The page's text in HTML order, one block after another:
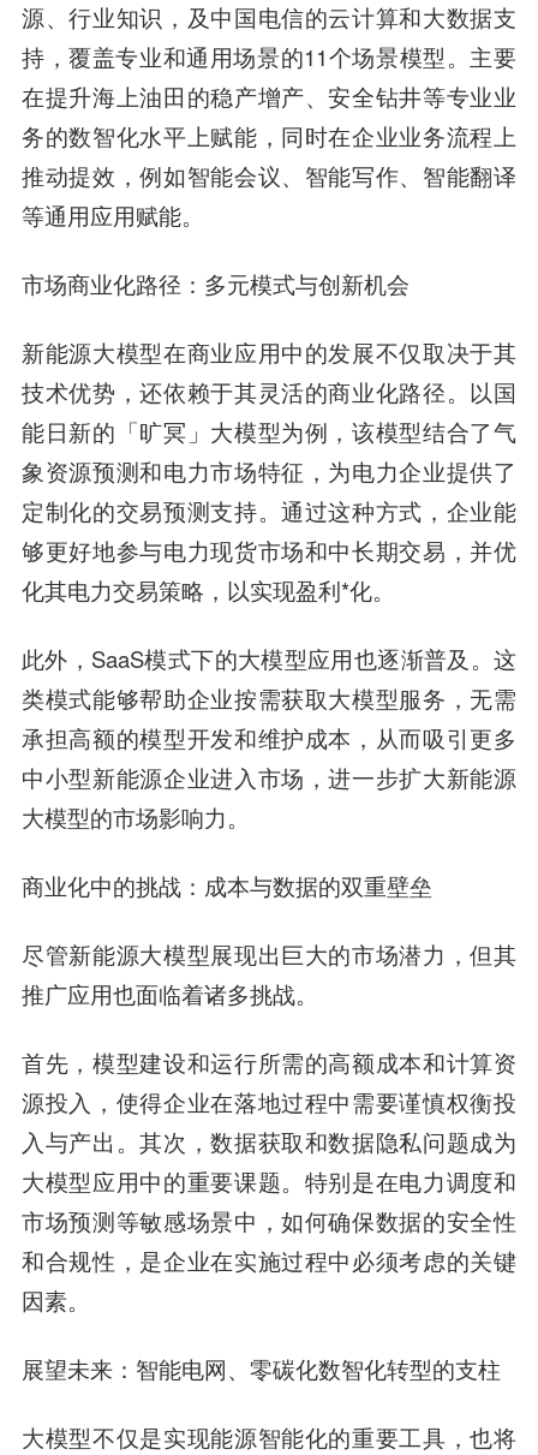
源、行业知识，及中国电信的云计算和大数据支
持，覆盖专业和通用场景的11个场景模型。主要
在提升海上油田的稳产增产、安全钻井等专业业
务的数智化水平上赋能，同时在企业业务流程上
推动提效，例如智能会议、智能写作、智能翻译
等通用应用赋能。
市场商业化路径：多元模式与创新机会
新能源大模型在商业应用中的发展不仅取决于其
技术优势，还依赖于其灵活的商业化路径。以国
能日新的「旷冥」大模型为例，该模型结合了气
象资源预测和电力市场特征，为电力企业提供了
定制化的交易预测支持。通过这种方式，企业能
够更好地参与电力现货市场和中长期交易，并优
化其电力交易策略，以实现盈利*化。
此外，SaaS模式下的大模型应用也逐渐普及。这
类模式能够帮助企业按需获取大模型服务，无需
承担高额的模型开发和维护成本，从而吸引更多
中小型新能源企业进入市场，进一步扩大新能源
大模型的市场影响力。
商业化中的挑战：成本与数据的双重壁垒
尽管新能源大模型展现出巨大的市场潜力，但其
推广应用也面临着诸多挑战。
首先，模型建设和运行所需的高额成本和计算资
源投入，使得企业在落地过程中需要谨慎权衡投
入与产出。其次，数据获取和数据隐私问题成为
大模型应用中的重要课题。特别是在电力调度和
市场预测等敏感场景中，如何确保数据的安全性
和合规性，是企业在实施过程中必须考虑的关键
因素。
展望未来：智能电网、零碳化数智化转型的支柱
大模型不仅是实现能源智能化的重要工具，也将